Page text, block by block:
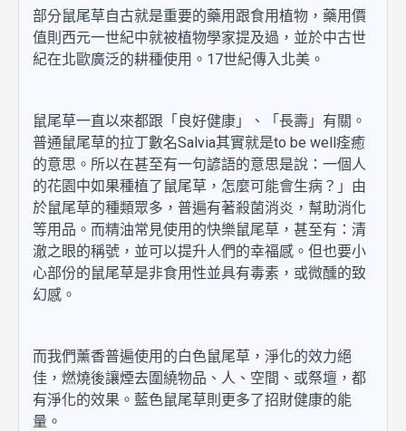
部分鼠尾草自古就是重要的藥用跟食用植物，藥用價
值則西元一世紀中就被植物學家提及過，並於中古世
紀在北歐廣泛的耕種使用。17世紀傳入北美。
鼠尾草一直以來都跟「良好健康」、「長壽」有關。
普通鼠尾草的拉丁數名Salvia其實就是to be well痊癒
的意思。所以在甚至有一句諺語的意思是說：一個人
的花園中如果種植了鼠尾草，怎麼可能會生病？」由
於鼠尾草的種類眾多，普遍有著殺菌消炎，幫助消化
等用品。而精油常見使用的快樂鼠尾草，甚至有：清
澈之眼的稱號，並可以提升人們的幸福感。但也要小
心部份的鼠尾草是非食用性並具有毒素，或微醺的致
幻感。
而我們薰香普遍使用的白色鼠尾草，淨化的效力絕
佳，燃燒後讓煙去圍繞物品、人、空間、或祭壇，都
有淨化的效果。藍色鼠尾草則更多了招財健康的能
量。